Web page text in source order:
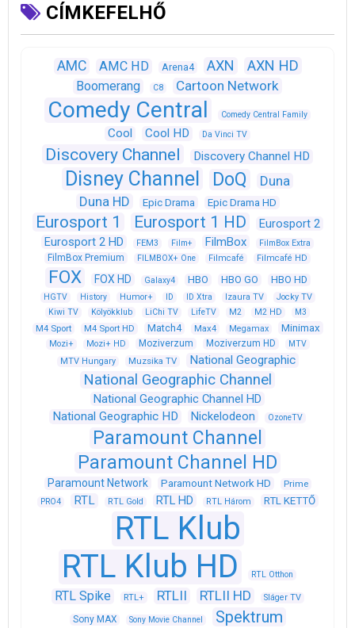
CÍMKEFELHŐ
AMC AMC HD Arena4 AXN AXN HD
Boomerang C8 Cartoon Network
Comedy Central Comedy Central Family
Cool Cool HD Da Vinci TV
Discovery Channel Discovery Channel HD
Disney Channel DoQ
Duna
Duna HD
Epic Drama Epic Drama HD
Eurosport 1 Eurosport 1 HD
Eurosport 2
Eurosport 2 HD
FEM3 Film+ FilmBox FilmBox Extra
FilmBox Premium FILMBOX+ One Filmcafé Filmcafé HD
FOX FOX HD Galaxy4 HBO HBO GO HBO HD
HGTV History Humor+ ID ID Xtra Izaura TV
Jocky TV
Kiwi TV
Kölyökklub LiChi TV LifeTV M2 M2 HD M3
M4 Sport M4 Sport HD Match4 Max4 Megamax Minimax
Mozi+ Mozi+ HD Moziverzum Moziverzum HD
MTV
MTV Hungary
Muzsika TV National Geographic
National Geographic Channel
National Geographic Channel HD
National Geographic HD
Nickelodeon OzoneTV
Paramount Channel
Paramount Channel HD
Paramount Network Paramount Network HD Prime
PRO4 RTL RTL Gold RTL HD RTL Három RTL KETTŐ
RTL Klub
RTL Klub HD
RTL Otthon
RTL Spike RTL+ RTLII RTLII HD Sláger TV
Sony MAX Sony Movie Channel
Spektrum